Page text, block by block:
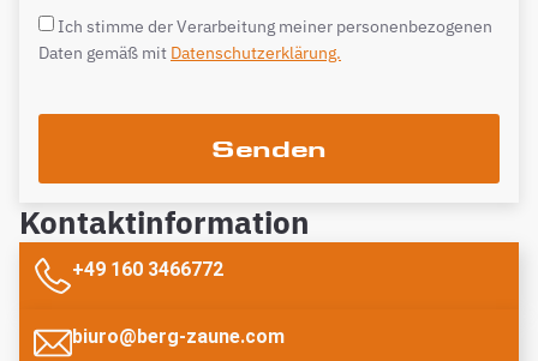
Ich stimme der Verarbeitung meiner personenbezogenen
Daten gemäß mit Datenschutzerklärung.
Senden
Kontaktinformation
+49 160 3466772
biuro@berg-zaune.com